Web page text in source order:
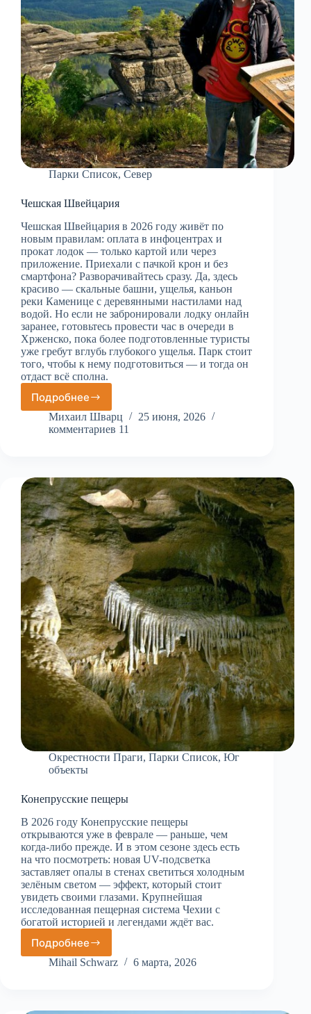
Парки Список, Север
Чешская Швейцария
Чешская Швейцария в 2026 году живёт по
новым правилам: оплата в инфоцентрах и
прокат лодок — только картой или через
приложение. Приехали с пачкой крон и без
смартфона? Разворачивайтесь сразу. Да, здесь
красиво — скальные башни, ущелья, каньон
реки Каменице с деревянными настилами над
водой. Но если не забронировали лодку онлайн
заранее, готовьтесь провести час в очереди в
Хрженско, пока более подготовленные туристы
уже гребут вглубь глубокого ущелья. Парк стоит
того, чтобы к нему подготовиться — и тогда он
отдаст всё сполна.
Подробнее
Чешская
Швейцария
Михаил Шварц
25 июня, 2026
комментариев 11
Окрестности Праги, Парки Список, Юг
объекты
Конепрусские пещеры
В 2026 году Конепрусские пещеры
открываются уже в феврале — раньше, чем
когда-либо прежде. И в этом сезоне здесь есть
на что посмотреть: новая UV-подсветка
заставляет опалы в стенах светиться холодным
зелёным светом — эффект, который стоит
увидеть своими глазами. Крупнейшая
исследованная пещерная система Чехии с
богатой историей и легендами ждёт вас.
ПодробнееКонепрусские
пещеры
Mihail Schwarz 6 марта, 2026